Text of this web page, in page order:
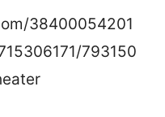
38400054201
793150